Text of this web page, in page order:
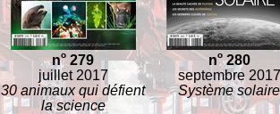
no279
juillet 2017
30 animaux qui défient
la science
no280
septembre 2017
Système solaire